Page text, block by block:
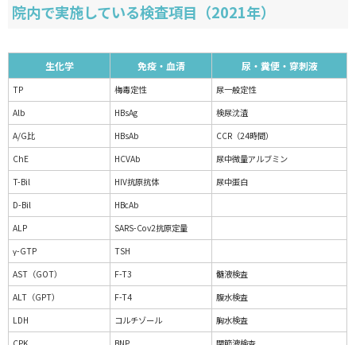
院内で実施している検査項目（2021年）
生化学 免疫・血清 尿・糞便・穿刺液
TP 梅毒定性
尿一般定性
Alb
HBsAg
検尿沈渣
A/G比
HBsAb
CCR（24時間）
ChE
HCVAb
尿中微量アルブミン
T-Bil
HIV抗原抗体
尿中蛋白
D-Bil
HBcAb
ALP
SARS-Cov2抗原定量
γ-GTP
TSH
AST（GOT）
F-T3
髄液検査
ALT（GPT）
F-T4
腹水検査
LDH
コルチゾール
胸水検査